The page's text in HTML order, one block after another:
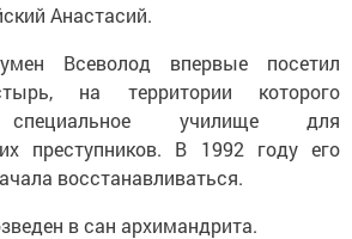
Анастасий.
Всеволод впервые посетил
на территории которого
специальное училище для
преступников. В 1992 году его
восстанавливаться.
в сан архимандрита.